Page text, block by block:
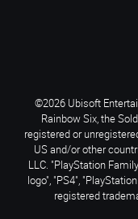
©2026 Ubisoft
Rainbow Six, the
registered or
US and/or other
LLC. "PlayStation
logo", "PS4",
registered